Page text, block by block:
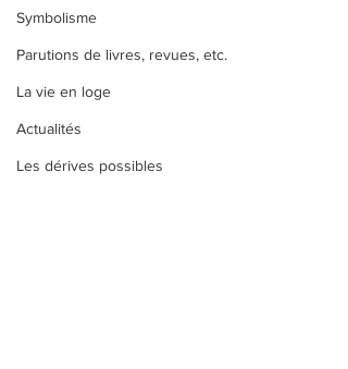
Symbolisme
Parutions de livres, revues, etc.
La vie en loge
Actualités
Les dérives possibles